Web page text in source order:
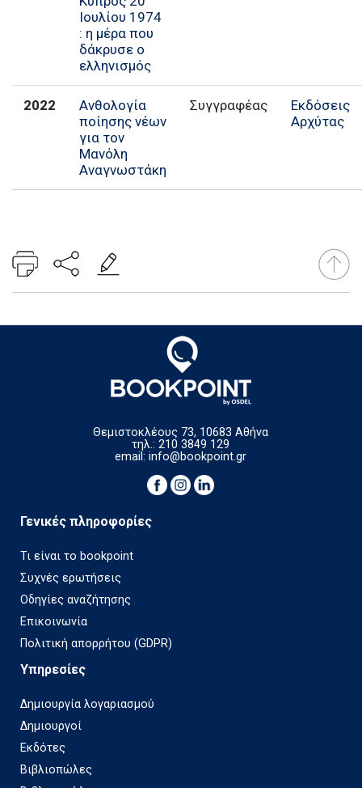
Ιουλίου 1974
: η μέρα που
δάκρυσε ο
ελληνισμός
2022
Ανθολογία
ποίησης νέων
για τον
Μανόλη
Αναγνωστάκη
Συγγραφέας
Εκδόσεις
Αρχύτας
Θεμιστοκλέους 73, 10683 Αθήνα
τηλ.: 210 3849 129
email:info@bookpoint.gr
Γενικές πληροφορίες
Τι είναι το bookpoint
Συχνές ερωτήσεις
Οδηγίες αναζήτησης
Επικοινωνία
Πολιτική απορρήτου (GDPR)
Υπηρεσίες
Δημιουργία λογαριασμού
Δημιουργοί
Εκδότες
Βιβλιοπώλες